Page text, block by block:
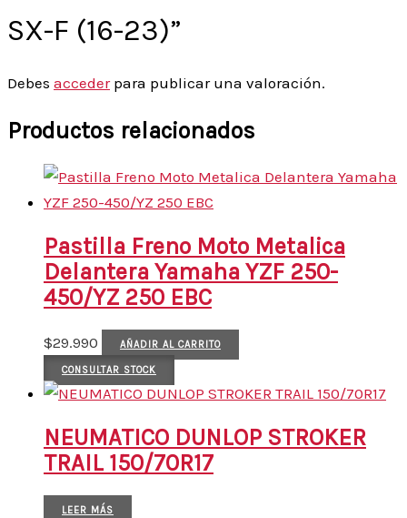
SX-F (16-23)”
Debes accederpara publicar una valoración.
Productos relacionados
Pastilla Freno Moto Metalica
Delantera Yamaha YZF 250-
450/YZ 250 EBC
$29.990 AÑADIR AL CARRITO
CONSULTAR STOCK
NEUMATICO DUNLOP STROKER
TRAIL 150/70R17
LEER MÁS